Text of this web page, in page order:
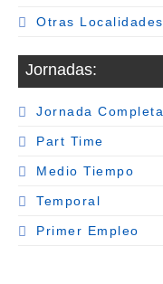
Otras Localidades
Jornadas:
Jornada Completa
Part Time
Medio Tiempo
Temporal
Primer Empleo